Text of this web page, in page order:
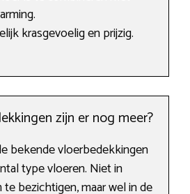
krasgevoelig en prijzig.
zijn er nog meer?
bekende vloerbedekkingen
type vloeren. Niet in
bezichtigen, maar wel in de